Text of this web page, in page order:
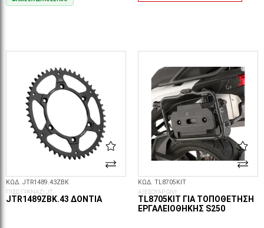
ΚΩΔ. JTR1489.43ZBK
ΠΙΣΩ ΓΡΑΝΑΖΙ JT
JTR1489ZBK.43 ΔΌΝΤΙΑ
ΚΩΔ. TL8705KIT
ΑΞΕΣΟΥΑΡ GIVI
TL8705KIT ΓΙΑ ΤΟΠΟΘΈΤΗΣΗ
ΕΡΓΑΛΕΙΟΘΉΚΗΣ S250